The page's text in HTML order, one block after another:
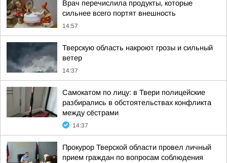
Врач перечислила продукты, которые
сильнее всего портят внешность
14:57
Тверскую область накроют грозы и сильный
ветер
14:37
Самокатом по лицу: в Твери полицейские
разбирались в обстоятельствах конфликта
между сёстрами
14:37
Прокурор Тверской области провел личный
прием граждан по вопросам соблюдения